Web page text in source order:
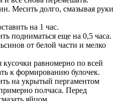
Месить долго, смазывая руки
на 1 час.
подниматься еще на 0,5 часа.
от белой части и мелко
кусочки равномерно по всей
к формированию булочек.
на укрытый пергаментом
полчаса. Перед
яйцом.